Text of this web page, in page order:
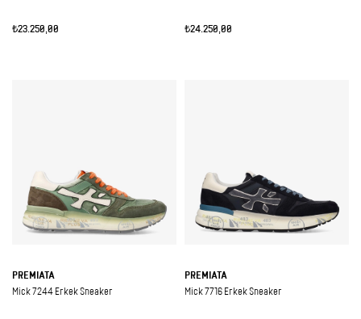
₺23.250,00 ₺24.250,00
PREMIATA
Mick 7244 Erkek Sneaker
PREMIATA
Mick 7716 Erkek Sneaker